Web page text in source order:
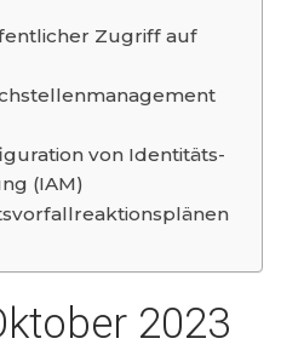
Zugriff auf
von Identitäts-
(IAM)
2023